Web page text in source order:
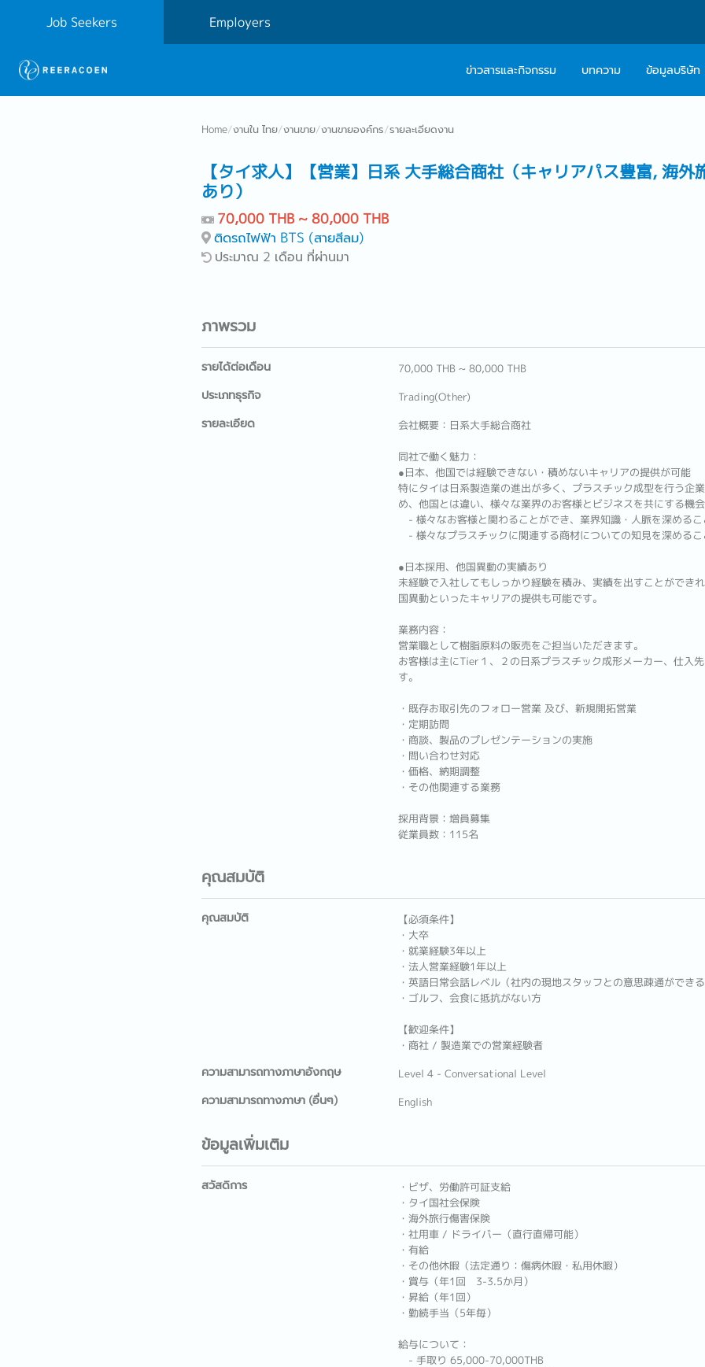
Job Seekers Employers
ข่าวสารและกิจกรรม บทความ ข้อมูลบริษัท
Home/งานใน ไทย/งานขาย/งานขายองค์กร/รายละเอียดงาน
【タイ求人】【営業】日系 大手総合商社（キャリアパス豊富, 海外
あり）
70,000 THB ~ 80,000 THB
ติดรถไฟฟ้า BTS (สายสีลม)
ประมาณ 2 เดือน ที่ผ่านมา
ภาพรวม
รายได้ต่อเดือน 70,000 THB ~ 80,000 THB
ประเภทธุรกิจ Trading(Other)
รายละเอียด 会社概要：日系大手総合商社
同社で働く魅力：
●日本、他国では経験できない・積めないキャリアの提供が可能
特にタイは日系製造業の進出が多く、プラスチック成型を行う企
め、他国とは違い、様々な業界のお客様とビジネスを共にする機
- 様々なお客様と関わることができ、業界知識・人脈を深めるこ
- 様々なプラスチックに関連する商材についての知見を深めるこ
●日本採用、他国異動の実績あり
未経験で入社してもしっかり経験を積み、実績を出すことができ
国異動といったキャリアの提供も可能です。
業務内容：
営業職として樹脂原料の販売をご担当いただきます。
お客様は主にTier１、２の日系プラスチック成形メーカー、仕入
す。
・既存お取引先のフォロー営業 及び、新規開拓営業
・定期訪問
・商談、製品のプレゼンテーションの実施
・問い合わせ対応
・価格、納期調整
・その他関連する業務
採用背景：増員募集
従業員数：115名
คุณสมบัติ
คุณสมบัติ
【必須条件】
・大卒
・就業経験3年以上
・法人営業経験1年以上
・英語日常会話レベル（社内の現地スタッフとの意思疎通ができ
・ゴルフ、会食に抵抗がない方
【歓迎条件】
・商社 / 製造業での営業経験者
ความสามารถทางภาษาอังกฤษ Level 4 - Conversational Level
ความสามารถทางภาษา (อื่นๆ) English
ข้อมูลเพิ่มเติม
สวัสดิการ
・ビザ、労働許可証支給
・タイ国社会保険
・海外旅行傷害保険
・社用車 / ドライバー（直行直帰可能）
・有給
・その他休暇（法定通り：傷病休暇・私用休暇）
・賞与（年1回 3-3.5か月）
・昇給（年1回）
・勤続手当（5年毎）
給与について：
- 手取り 65,000-70,000THB